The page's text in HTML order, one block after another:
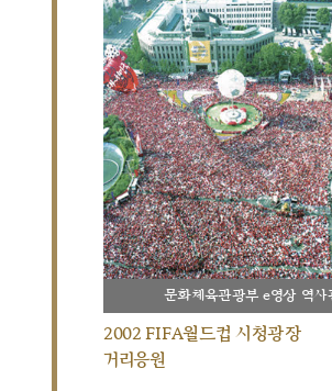
문화체육관광부 e영상 역사
2002 FIFA월드컵 시청광장
거리응원